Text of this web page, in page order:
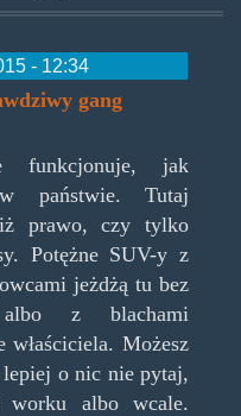
- 12:34
gang
funkcjonuje, jak
państwie. Tutaj
prawo, czy tylko
Potężne SUV-y z
jeżdżą tu bez
albo z blachami
Możesz
o nic nie pytaj,
albo wcale.